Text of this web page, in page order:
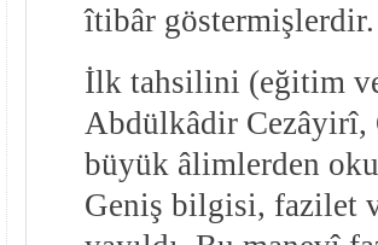
îtibâr göstermişlerdir.
İlk tahsilini (eğitim
Abdülkâdir Cezâyirî,
büyük âlimlerden
Geniş bilgisi, fazilet